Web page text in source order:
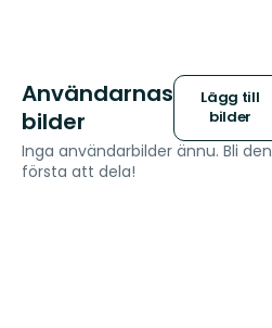
Användarnas
bilder
Lägg till
bilder
Inga användarbilder ännu. Bli den
första att dela!